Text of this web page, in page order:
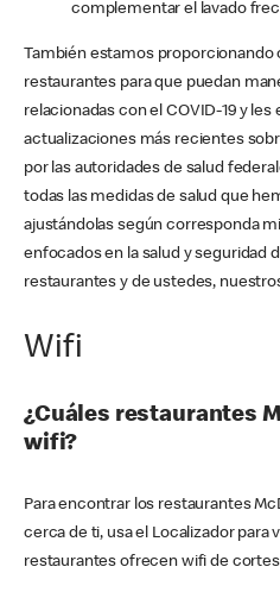
complementar el lavado
También estamos
restaurantes para que puedan
relacionadas con el COVID-19 y
actualizaciones más recientes
por las autoridades de salud
todas las medidas de salud que
ajustándolas según corresponda
enfocados en la salud y seguridad
restaurantes y de ustedes,
Wifi
¿Cuáles restaurantes
wifi?
Para encontrar los restaurantes
cerca de ti, usa el Localizador para
restaurantes ofrecen wifi de